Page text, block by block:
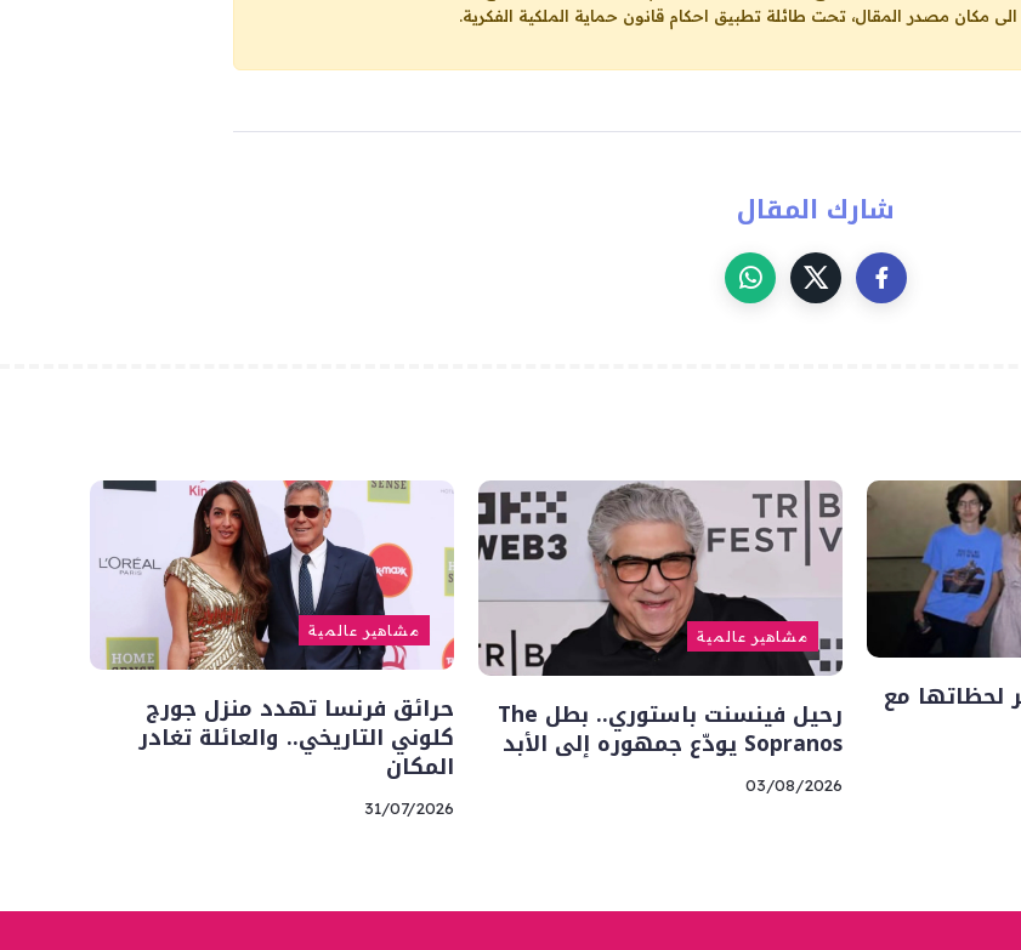
الى مكان مصدر المقال، تحت طائلة تطبيق احكام قانون حماية الملكية الفكرية.
شارك المقال
لحظاتها مع
مشاهير عالمية
رحيل فينسنت باستوري.. بطل The
Sopranos يودّع جمهوره إلى الأبد
03/08/2026
مشاهير عالمية
حرائق فرنسا تهدد منزل جورج
كلوني التاريخي.. والعائلة تغادر
المكان
31/07/2026